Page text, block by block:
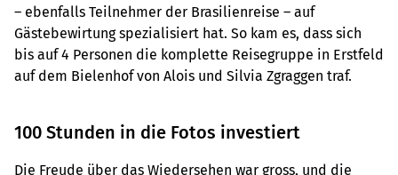
– ebenfalls Teilnehmer der Brasilienreise – auf
Gästebewirtung spezialisiert hat. So kam es, dass sich
bis auf 4 Personen die komplette Reisegruppe in Erstfeld
auf dem Bielenhof von Alois und Silvia Zgraggen traf.
100 Stunden in die Fotos investiert
Die Freude über das Wiedersehen war gross, und die